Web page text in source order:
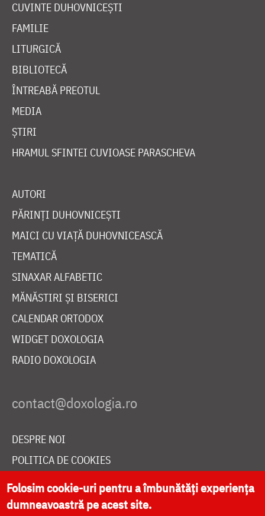
CUVINTE DUHOVNICEȘTI
FAMILIE
LITURGICĂ
BIBLIOTECĂ
ÎNTREABĂ PREOTUL
MEDIA
ȘTIRI
HRAMUL SFINTEI CUVIOASE PARASCHEVA
AUTORI
PĂRINȚI DUHOVNICEȘTI
MAICI CU VIAȚĂ DUHOVNICEASCĂ
TEMATICĂ
SINAXAR ALFABETIC
MĂNĂSTIRI ȘI BISERICI
CALENDAR ORTODOX
WIDGET DOXOLOGIA
RADIO DOXOLOGIA
DESPRE NOI
POLITICA DE COOKIES
DONEAZĂ ONLINE PENTRU CATEDRALA NAȚIONALĂ
Folosim cookie-uri pentru a îmbunătăți experiența
dumneavoastră pe acest site.